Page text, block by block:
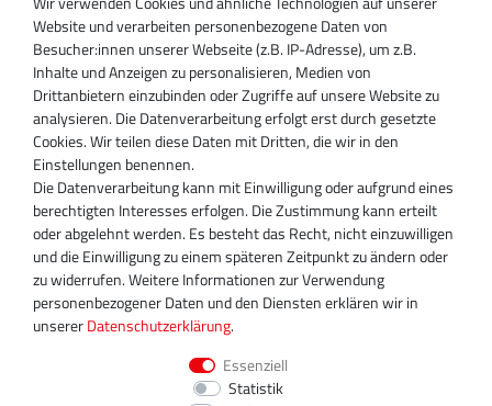
SUPPORT
Inhaber:
Magnos Turbosystems GmbH
Miraustraße 27-29
D-13509 Berlin
+49 30 340 606 740
+49 30 340 606 740
+49 30 340 606 745
info@turboservice24.de
Aktuelle Öffnungszeiten
Mo-Fr: 08:00 Uhr - 18:00 Uhr
Sa: geschlossen
Website und verarbeiten personenbezogene Daten von
Besucher:innen unserer Webseite (z.B. IP-Adresse), um z.B.
Inhalte und Anzeigen zu personalisieren, Medien von
Drittanbietern einzubinden oder Zugriffe auf unsere Website zu
analysieren. Die Datenverarbeitung erfolgt erst durch gesetzte
Cookies. Wir teilen diese Daten mit Dritten, die wir in den
Einstellungen benennen.
Die Datenverarbeitung kann mit Einwilligung oder aufgrund eines
berechtigten Interesses erfolgen. Die Zustimmung kann erteilt
oder abgelehnt werden. Es besteht das Recht, nicht einzuwilligen
und die Einwilligung zu einem späteren Zeitpunkt zu ändern oder
zu widerrufen. Weitere Informationen zur Verwendung
personenbezogener Daten und den Diensten erklären wir in
unsererDaten­schutz­erklärung.
Essenziell
Statistik